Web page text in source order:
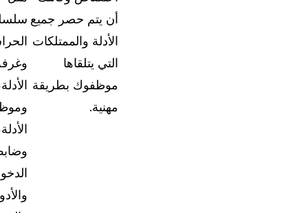
استخدام الميزات الجديدة
قصص النجاح
استمع مباشرة إلى تجارب الأشخاص الذين
أن يتم حصر جميع
الأدلة والممتلكات
التي يتلقاها
موظفوك بطريقة
مهنية.